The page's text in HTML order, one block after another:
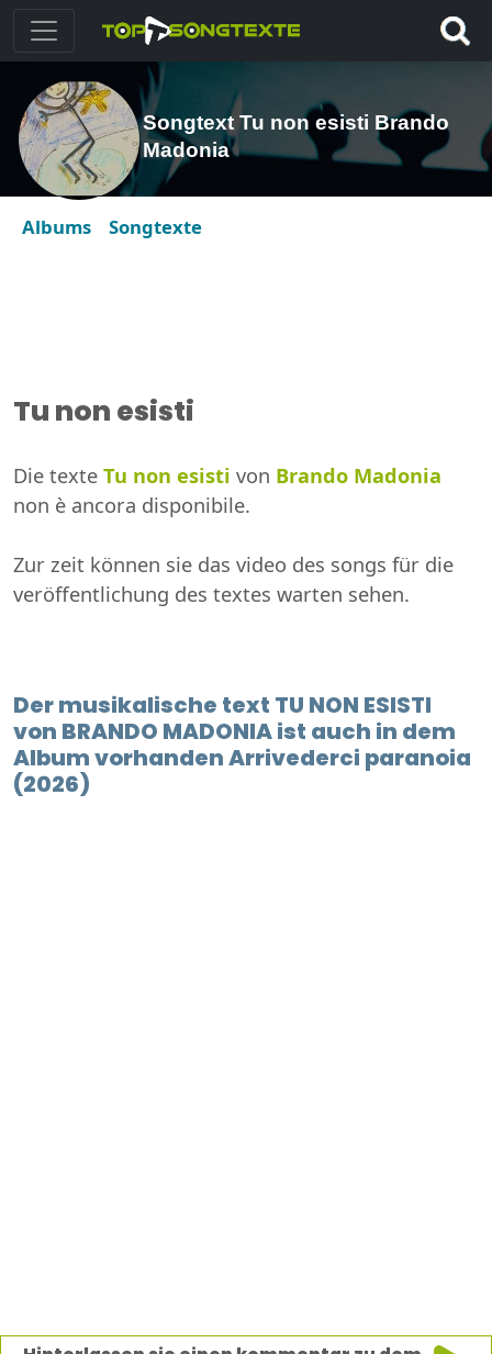
Songtext Tu non esisti Brando
Madonia
Albums Songtexte
Tu non esisti
Die texte Tu non esisti von Brando Madonia
non è ancora disponibile.
Zur zeit können sie das video des songs für die
veröffentlichung des textes warten sehen.
Der musikalische text TU NON ESISTI
von BRANDO MADONIA ist auch in dem
Album vorhanden Arrivederci paranoia
(2026)